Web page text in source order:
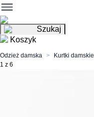
Szukaj
Koszyk
Odzież damska
Kurtki damskie
1 z 6